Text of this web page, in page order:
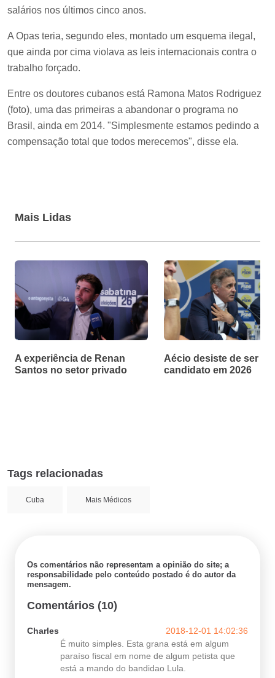
salários nos últimos cinco anos.
A Opas teria, segundo eles, montado um esquema ilegal,
que ainda por cima violava as leis internacionais contra o
trabalho forçado.
Entre os doutores cubanos está Ramona Matos Rodriguez
(foto), uma das primeiras a abandonar o programa no
Brasil, ainda em 2014. "Simplesmente estamos pedindo a
compensação total que todos merecemos", disse ela.
Mais Lidas
A experiência de Renan
Santos no setor privado
Aécio desiste de ser
candidato em 2026
Tags relacionadas
Cuba Mais Médicos
Os comentários não representam a opinião do site; a
responsabilidade pelo conteúdo postado é do autor da
mensagem.
Comentários (10)
Charles
2018-12-01 14:02:36
É muito simples. Esta grana está em algum
paraíso fiscal em nome de algum petista que
está a mando do bandidao Lula.